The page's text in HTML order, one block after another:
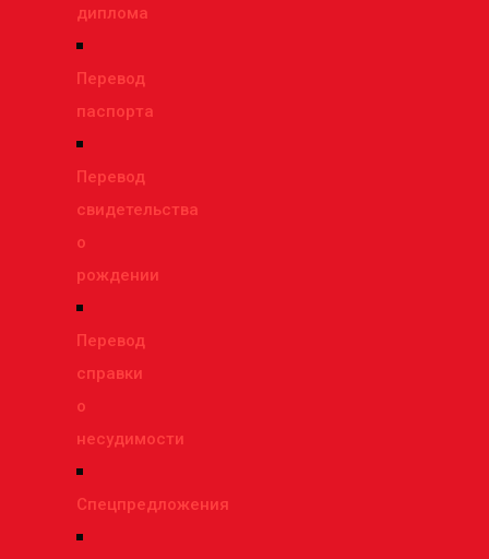
диплома
Перевод
паспорта
Перевод
свидетельства
о
рождении
Перевод
справки
о
несудимости
Спецпредложения